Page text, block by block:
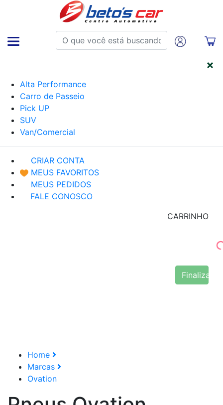
Alta Performance
Carro de Passeio
Pick UP
SUV
Van/Comercial
CRIAR CONTA
MEUS FAVORITOS
MEUS PEDIDOS
FALE CONOSCO
CARRINHO
Finalizar
Home
Marcas
Ovation